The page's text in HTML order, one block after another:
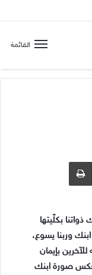
القائمة
عبر البريد طباعة
بكلّيتها
وربنا يسوع،
بإيمان
صورة ابنك